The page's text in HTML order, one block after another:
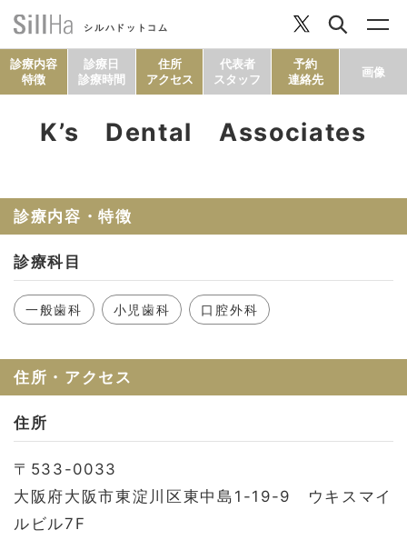
シルハドットコム
セルフチェック
診療内容
特徴
診療日
診療時間
住所
アクセス
代表者
スタッフ
予約
連絡先
画像
K’s Dental Associates
診療内容・特徴
診療科目
一般歯科 小児歯科 口腔外科
住所・アクセス
住所
〒533-0033
大阪府大阪市東淀川区東中島1-19-9 ウキスマイ
ルビル7F